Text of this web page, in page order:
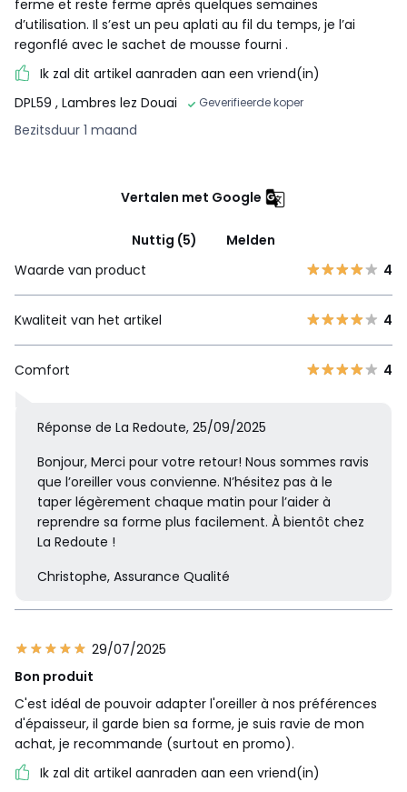
ferme et reste ferme après quelques semaines
d’utilisation. Il s’est un peu aplati au fil du temps, je l’ai
regonflé avec le sachet de mousse fourni .
Ik zal dit artikel aanraden aan een vriend(in)
DPL59 , Lambres lez Douai Geverifieerde koper
Bezitsduur 1 maand
Vertalen met Google
Nuttig (5)
Melden
Waarde van product
4
Kwaliteit van het artikel 4
Comfort 4
Réponse de La Redoute, 25/09/2025
Bonjour, Merci pour votre retour! Nous sommes ravis
que l’oreiller vous convienne. N’hésitez pas à le
taper légèrement chaque matin pour l’aider à
reprendre sa forme plus facilement. À bientôt chez
La Redoute !
Christophe, Assurance Qualité
29/07/2025
Bon produit
C'est idéal de pouvoir adapter l'oreiller à nos préférences
d'épaisseur, il garde bien sa forme, je suis ravie de mon
achat, je recommande (surtout en promo).
Ik zal dit artikel aanraden aan een vriend(in)